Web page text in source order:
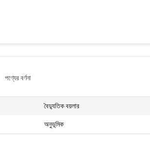
পণ্যের বর্ণনা
বৈদ্যুতিক বয়লার
অনুভূমিক